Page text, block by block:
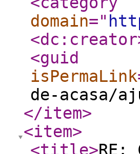
domain="
<dc:creator
<guid
isPermaLink
de-acasa/
</item>
<item>
<title>RE: